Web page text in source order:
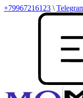
+79967216123 \